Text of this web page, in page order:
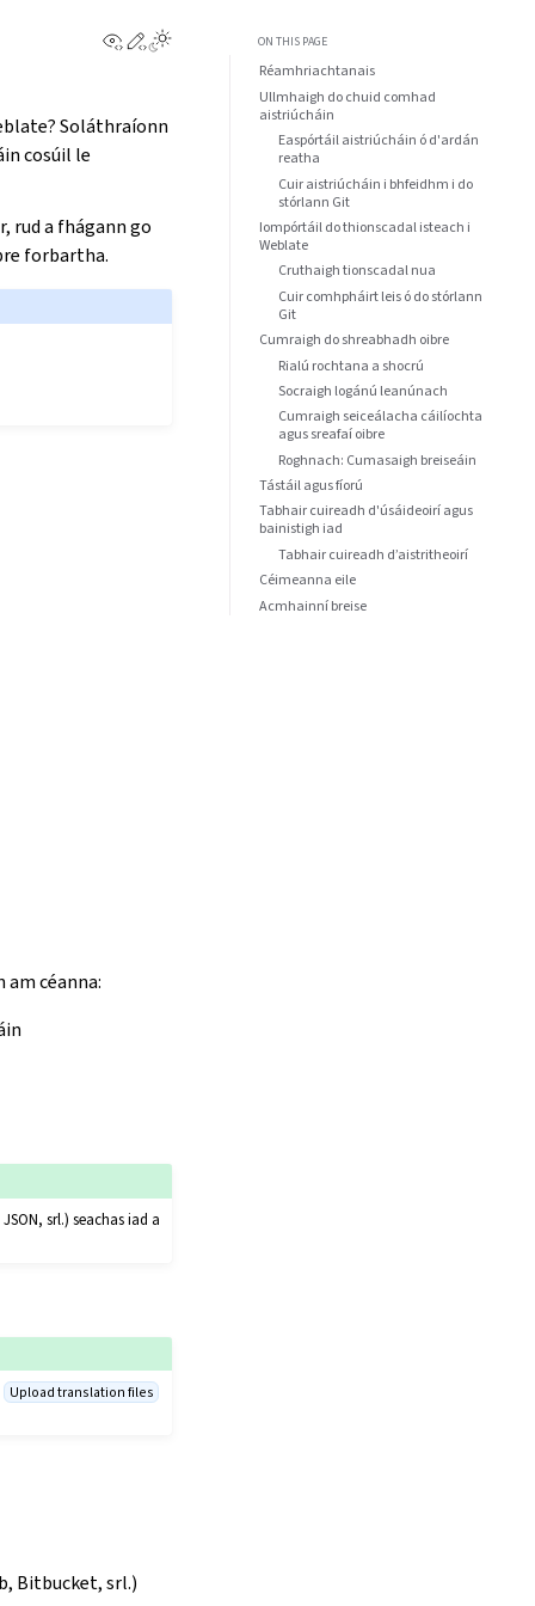
View this page
Edit this page
Soláthraíonn
cosúil le
rud a fhágann go
forbartha.
céanna:
srl.) seachas iad a
Upload translation files
Bitbucket, srl.)
ON THIS PAGE
Réamhriachtanais
Ullmhaigh do chuid comhad
aistriúcháin
Easpórtáil aistriúcháin ó d'ardán
reatha
Cuir aistriúcháin i bhfeidhm i do
stórlann Git
Iompórtáil do thionscadal isteach i
Weblate
Cruthaigh tionscadal nua
Cuir comhpháirt leis ó do stórlann
Git
Cumraigh do shreabhadh oibre
Rialú rochtana a shocrú
Socraigh logánú leanúnach
Cumraigh seiceálacha cáilíochta
agus sreafaí oibre
Roghnach: Cumasaigh breiseáin
Tástáil agus fíorú
Tabhair cuireadh d'úsáideoirí agus
bainistigh iad
Tabhair cuireadh d’aistritheoirí
Céimeanna eile
Acmhainní breise